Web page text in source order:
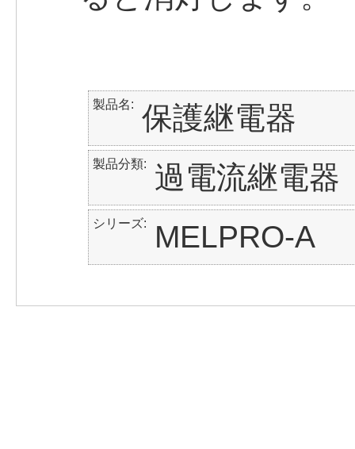
製品名 保護継電器
製品分類 過電流継電器
シリーズ MELPRO-A